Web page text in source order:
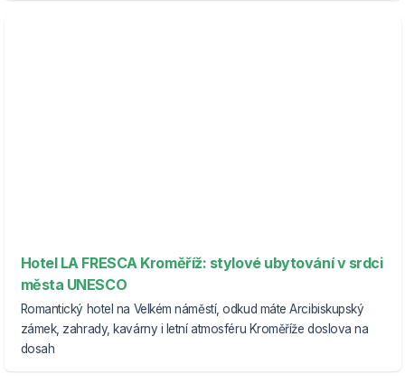
Hotel LA FRESCA Kroměříž: stylové ubytování v srdci
města UNESCO
Romantický hotel na Velkém náměstí, odkud máte Arcibiskupský
zámek, zahrady, kavárny i letní atmosféru Kroměříže doslova na
dosah